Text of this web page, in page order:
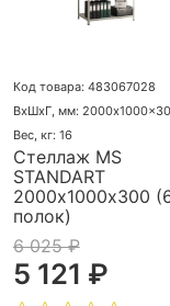
Код товара: 483067028
ВхШхГ, мм:
Вес, кг: 16
Стеллаж MS
STANDART
2000х1000х300
полок)
6 025 ₽
5 121 ₽